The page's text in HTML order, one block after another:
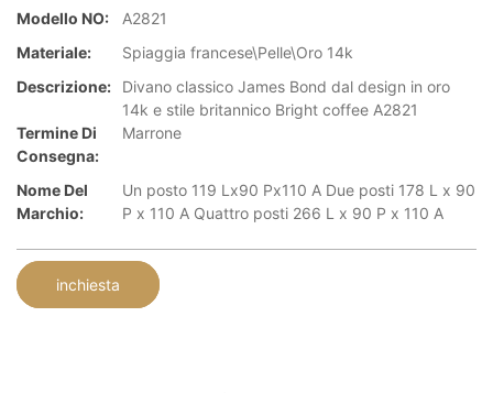
Modello NO:
A2821
Materiale:
Spiaggia francese\Pelle\Oro 14k
Descrizione:
Divano classico James Bond dal design in oro
14k e stile britannico Bright coffee A2821
Termine Di
Consegna:
Marrone
Nome Del
Marchio:
Un posto 119 Lx90 Px110 A Due posti 178 L x 90
P x 110 A Quattro posti 266 L x 90 P x 110 A
inchiesta